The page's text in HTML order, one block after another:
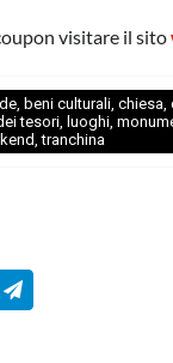
visitare il sito
beni culturali ,chiesa ,
tesori luoghi ,
,tranchina